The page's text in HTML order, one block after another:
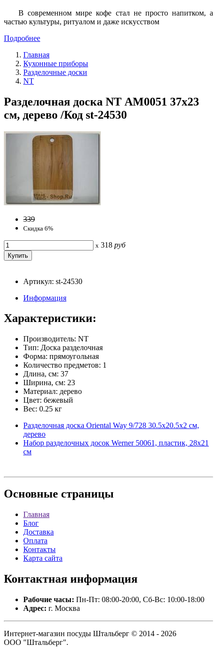
В современном мире кофе стал не просто напитком, а
частью культуры, ритуалом и даже искусством
Подробнее
Главная
Кухонные приборы
Разделочные доски
NT
Разделочная доска NT АМ0051 37х23
см, дерево /Код st-24530
339
Скидка 6%
x 318 руб
Артикул: st-24530
Информация
Характеристики:
Производитель: NT
Тип: Доска разделочная
Форма: прямоугольная
Количество предметов: 1
Длина, см: 37
Ширина, см: 23
Материал: дерево
Цвет: бежевый
Вес: 0.25 кг
Разделочная доска Oriental Way 9/728 30.5х20.5х2 см,
дерево
Набор разделочных досок Werner 50061, пластик, 28х21
см
Основные страницы
Главная
Блог
Доставка
Оплата
Контакты
Карта сайта
Контактная информация
Рабочие часы: Пн-Пт: 08:00-20:00, Сб-Вс: 10:00-18:00
Адрес: г. Москва
Интернет-магазин посуды Штальберг © 2014 - 2026
ООО "Штальберг".